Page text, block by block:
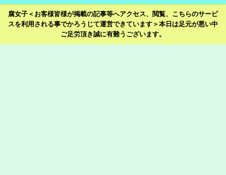
腐女子＜お客様皆様が掲載の記事等へアクセス、閲覧、こちらのサービ
スを利用される事でかろうじて運営できています＞本日は足元が悪い中
ご足労頂き誠に有難うございます。